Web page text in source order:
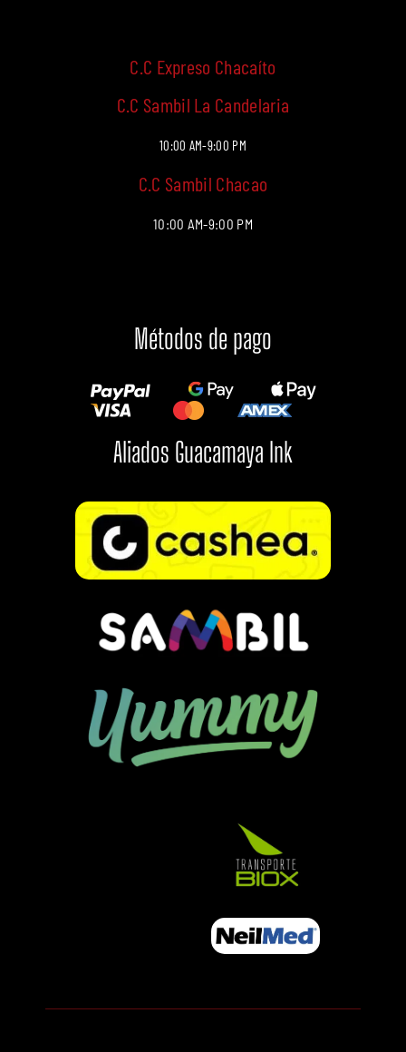
C.C Expreso Chacaíto
C.C Sambil La Candelaria
10:00 AM-9:00 PM
C.C Sambil Chacao
10:00 AM-9:00 PM
Métodos de pago
Aliados Guacamaya Ink